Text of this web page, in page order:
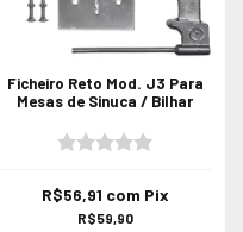
Ficheiro Reto Mod. J3 Para
Mesas de Sinuca / Bilhar
R$59,90
R$56,91 com Pix